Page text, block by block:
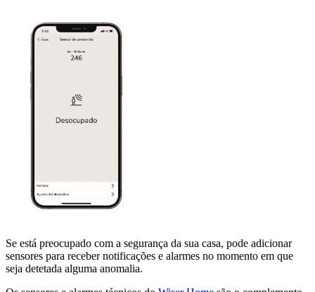
Se está preocupado com a segurança da sua casa, pode adicionar
sensores para receber notificações e alarmes no momento em que
seja detetada alguma anomalia.